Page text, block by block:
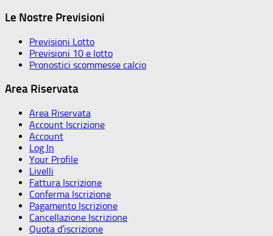
Le Nostre Previsioni
Previsioni Lotto
Previsioni 10 e lotto
Pronostici scommesse calcio
Area Riservata
Area Riservata
Account Iscrizione
Account
Log In
Your Profile
Livelli
Fattura Iscrizione
Conferma Iscrizione
Pagamento Iscrizione
Cancellazione Iscrizione
Quota d’iscrizione